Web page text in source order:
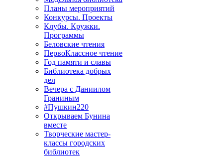
Планы мероприятий
Конкурсы. Проекты
Клубы. Кружки.
Программы
Беловские чтения
ПервоКлассное чтение
Год памяти и славы
Библиотека добрых
дел
Вечера с Даниилом
Граниным
#Пушкин220
Открываем Бунина
вместе
Творческие мастер-
классы городских
библиотек